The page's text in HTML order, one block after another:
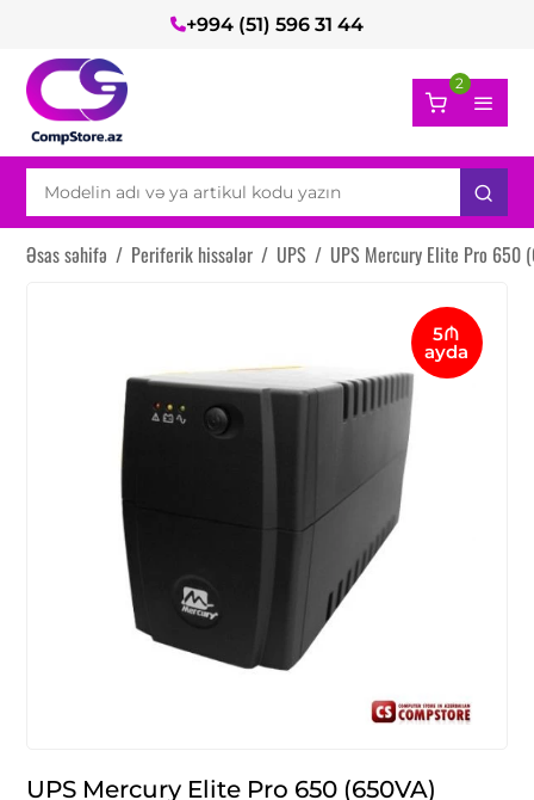
+994 (51) 596 31 44
2
Əsas səhifə / Periferik hissələr / UPS / UPS Mercury Elite Pro 650
5₼
ayda
UPS Mercury Elite Pro 650 (650VA)